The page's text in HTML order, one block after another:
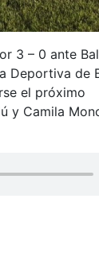
3 – 0 ante
Deportiva de
el próximo
y Camila